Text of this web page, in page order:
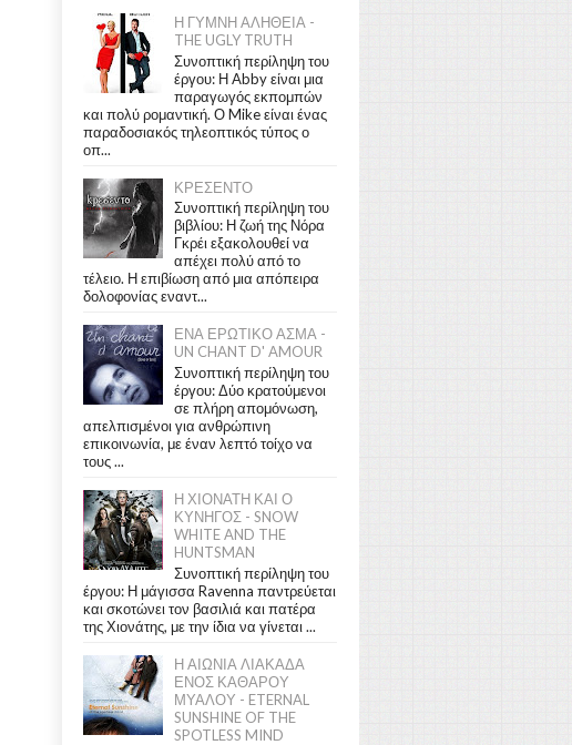
Η ΓΥΜΝΗ ΑΛΗΘΕΙΑ -
THE UGLY TRUTH
Συνοπτική περίληψη του
έργου: Η Abby είναι μια
παραγωγός εκπομπών
και πολύ ρομαντική. Ο Mike είναι ένας
παραδοσιακός τηλεοπτικός τύπος ο
οπ...
ΚΡΕΣΕΝΤΟ
Συνοπτική περίληψη του
βιβλίου: Η ζωή της Νόρα
Γκρέι εξακολουθεί να
απέχει πολύ από το
τέλειο. Η επιβίωση από μια απόπειρα
δολοφονίας εναντ...
ΕΝΑ ΕΡΩΤΙΚΟ ΑΣΜΑ -
UN CHANT D' AMOUR
Συνοπτική περίληψη του
έργου: Δύο κρατούμενοι
σε πλήρη απομόνωση,
απελπισμένοι για ανθρώπινη
επικοινωνία, με έναν λεπτό τοίχο να
τους ...
Η ΧΙΟΝΑΤΗ ΚΑΙ Ο
ΚΥΝΗΓΟΣ - SNOW
WHITE AND THE
HUNTSMAN
Συνοπτική περίληψη του
έργου: Η μάγισσα Ravenna παντρεύεται
και σκοτώνει τον βασιλιά και πατέρα
της Χιονάτης, με την ίδια να γίνεται ...
Η ΑΙΩΝΙΑ ΛΙΑΚΑΔΑ
ΕΝΟΣ ΚΑΘΑΡΟΥ
ΜΥΑΛΟΥ - ETERNAL
SUNSHINE OF THE
SPOTLESS MIND